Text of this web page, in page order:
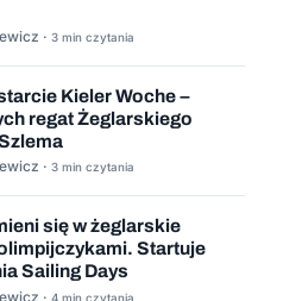
· 3 min czytania
Kieler Woche –
regat Żeglarskiego
· 3 min czytania
się w żeglarskie
Startuje
Sailing Days
· 4 min czytania